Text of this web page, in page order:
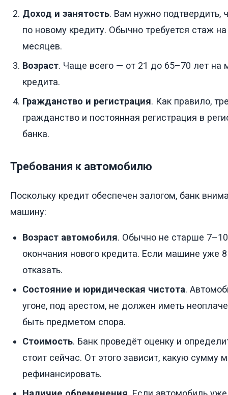
Доход и занятость. Вам нужно подтвердить,
по новому кредиту. Обычно требуется стаж
месяцев.
Возраст. Чаще всего — от 21 до 65–70 лет на
кредита.
Гражданство и регистрация. Как правило,
гражданство и постоянная регистрация в
банка.
Требования к автомобилю
Поскольку кредит обеспечен залогом, банк
машину:
Возраст автомобиля. Обычно не старше
окончания нового кредита. Если машине уже
отказать.
Состояние и юридическая чистота.
угоне, под арестом, не должен иметь
быть предметом спора.
Стоимость. Банк проведёт оценку и
стоит сейчас. От этого зависит, какую сумму
рефинансировать.